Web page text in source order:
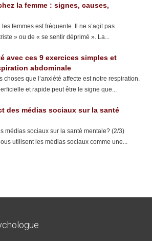
la femme : signes, causes,
femmes est fréquente. Il ne s’agit pas
» ou de « se sentir déprimé ». La...
avec ces 9 exercices simples et
abdominale
choses que l’anxiété affecte est notre respiration.
et rapide peut être le signe que...
des médias sociaux sur la santé
médias sociaux sur la santé mentale? (2/3)
utilisent les médias sociaux comme une...